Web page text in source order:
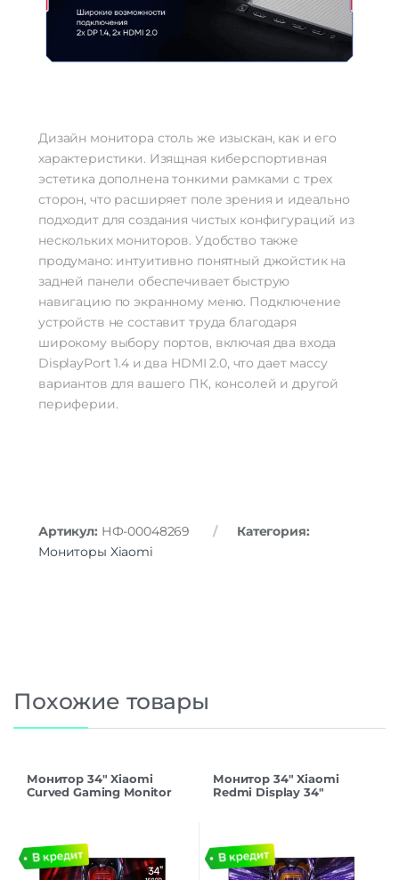
Дизайн монитора столь же изыскан, как и его
характеристики. Изящная киберспортивная
эстетика дополнена тонкими рамками с трех
сторон, что расширяет поле зрения и идеально
подходит для создания чистых конфигураций из
нескольких мониторов. Удобство также
продумано: интуитивно понятный джойстик на
задней панели обеспечивает быструю
навигацию по экранному меню. Подключение
устройств не составит труда благодаря
широкому выбору портов, включая два входа
DisplayPort 1.4 и два HDMI 2.0, что дает массу
вариантов для вашего ПК, консолей и другой
периферии.
Артикул: НФ-00048269
Категория:
Мониторы Xiaomi
Похожие товары
Монитор 34″ Xiaomi
Curved Gaming Monitor
Монитор 34″ Xiaomi
Redmi Display 34″